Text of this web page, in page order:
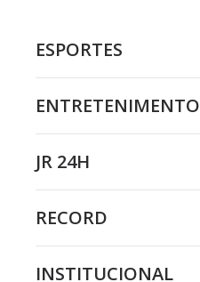
ESPORTES
ENTRETENIMENTO
JR 24H
RECORD
INSTITUCIONAL